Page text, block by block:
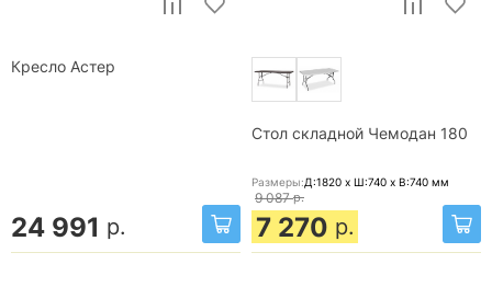
Кресло Астер
24 991 р.
Стол складной Чемодан 180
Размеры:Д:1820 x Ш:740 x В:740 мм
9 087 р.
7 270 р.